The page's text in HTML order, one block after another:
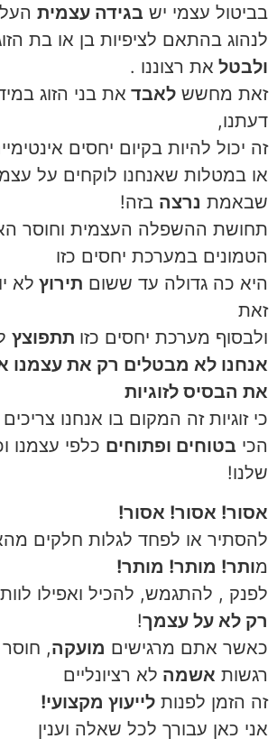
בביטול עצמי יש בגידה עצמית
לנהוג בהתאם לציפיות בן או בת
ולבטל את רצוננו .
זאת מחשש לאבד את בני הזוג
דעתנו,
זה יכול להיות בקיום יחסים
או במטלות שאנחנו לוקחים על
שבאמת נרצה בזה!
תחושת ההשפלה העצמית וחוסר
הטמונים במערכת יחסים כזו
היא כה גדולה עד ששום תירוץ לא
זאת
ולבסוף מערכת יחסים כזו תתפוצץ
אנחנו לא מבטלים רק את עצמנו
את הבסיס לזוגיות
כי זוגיות זה המקום בו אנחנו
הכי בטוחים ופתוחים כלפי עצמנו
שלנו!
אסור! אסור! אסור!
להסתיר או לפחד לגלות חלקים
מותר! מותר! מותר!
לפנק , להתגמש, להכיל ואפילו
רק לא על עצמך!
כאשר אתם מרגישים מועקה,
רגשות אשמה לא רציונליים
זה הזמן לפנות לייעוץ מקצועי!
אני כאן עבורך לכל שאלה וענין